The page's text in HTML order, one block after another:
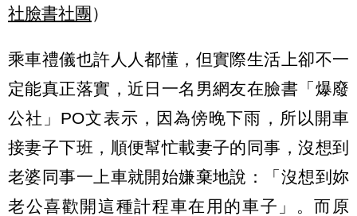
社臉書社團 ）
乘車禮儀也許人人都懂，但實際生活上卻不一
定能真正落實，近日一名男網友在臉書「爆廢
公社」PO文表示，因為傍晚下雨，所以開車
接妻子下班，順便幫忙載妻子的同事，沒想到
老婆同事一上車就開始嫌棄地說：「沒想到妳
老公喜歡開這種計程車在用的車子」。而原